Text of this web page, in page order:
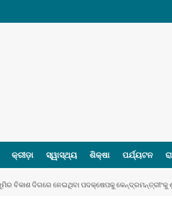
କ୍ରୀଡ଼ା ସ୍ୱାସ୍ଥ୍ୟ ଶିକ୍ଷା ପର୍ଯ୍ୟଟନ
ବିକାଶ ଦିଗରେ ନେଇଥିବା ପଦକ୍ଷେପକୁ କେନ୍ଦ୍ରମନ୍ତ୍ରୀଂକୁ